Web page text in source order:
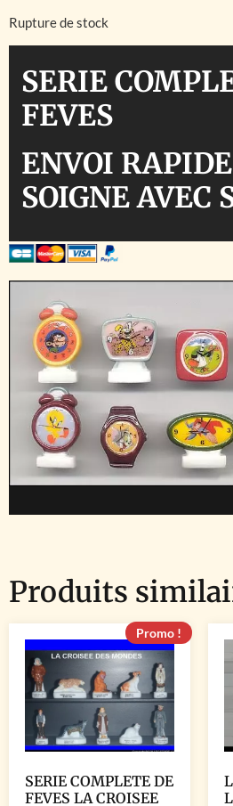
Rupture de stock
SERIE
FEVES
ENVOI
SOIGNE AVEC
Produits
Promo !
SERIE COMPLETE DE
FEVES LA CROISEE